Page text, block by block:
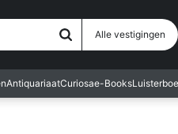
Alle vestigingen
AntiquariaatCuriosae-Books